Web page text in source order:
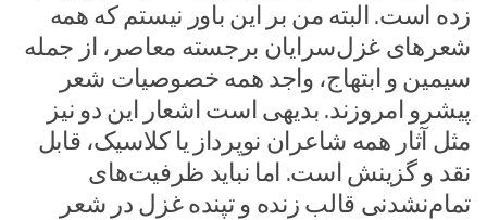
زده است. البته من بر این باور نیستم که همه‌
شعرهای غزل‌سرایان برجسته‌ معاصر، از جمله
سیمین و ابتهاج، واجد همه‌ خصوصیات شعر
پیشرو امروزند. بدیهی‌ است اشعار این دو نیز
مثل آثار همه‌ شاعران نو‌پرداز یا کلاسیک، قابل
نقد و گزینش است. اما نباید ظرفیت‌های
تمام‌نشدنی قالب زنده و تپنده‌ غزل در شعر